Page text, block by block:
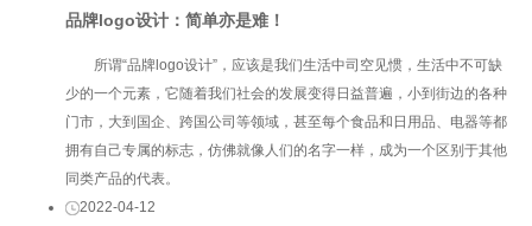
品牌logo设计：简单亦是难！
所谓“品牌logo设计”，应该是我们生活中司空见惯，生活中不可缺
少的一个元素，它随着我们社会的发展变得日益普遍，小到街边的各种
门市，大到国企、跨国公司等领域，甚至每个食品和日用品、电器等都
拥有自己专属的标志，仿佛就像人们的名字一样，成为一个区别于其他
同类产品的代表。
2022-04-12